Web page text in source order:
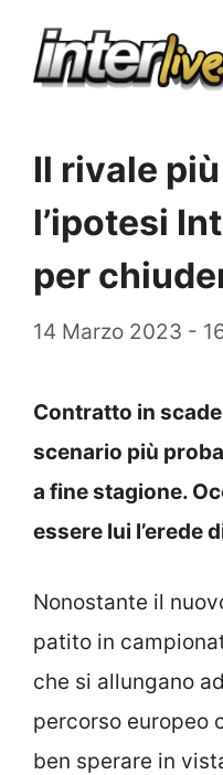
Il rivale
l’ipotesi
per
14 Marzo 2023 -
Contratto in
scenario più
a fine stagione.
essere lui l’erede
Nonostante il
patito in
che si allungano
percorso europeo
ben sperare in